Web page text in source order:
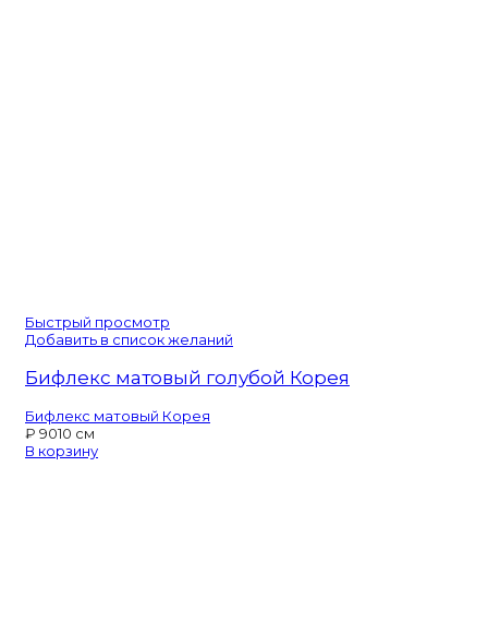
Быстрый просмотр
Добавить в список желаний
Бифлекс матовый голубой Корея
Бифлекс матовый Корея
₽ 9010 см
В корзину